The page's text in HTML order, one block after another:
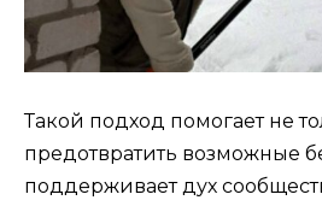
Такой подход помогает не
предотвратить возможные
поддерживает дух